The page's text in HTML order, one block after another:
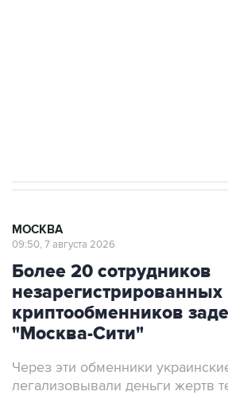
МОСКВА
09:50, 7 августа 2026
Более 20 сотрудников
незарегистрированных
криптообменников
"Москва-Сити"
Через эти обменники
легализовывали деньги жертв